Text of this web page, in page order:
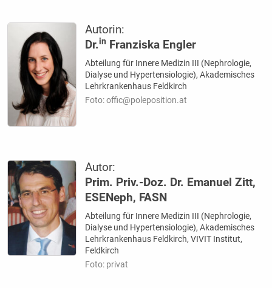
Autorin:
Dr.in Franziska Engler
Abteilung für Innere Medizin III (Nephrologie,
Dialyse und Hypertensiologie), Akademisches
Lehrkrankenhaus Feldkirch
Foto: offic@poleposition.at
Autor:
Prim. Priv.-Doz. Dr. Emanuel Zitt,
ESENeph, FASN
Abteilung für Innere Medizin III (Nephrologie,
Dialyse und Hypertensiologie), Akademisches
Lehrkrankenhaus Feldkirch, VIVIT Institut,
Feldkirch
Foto: privat